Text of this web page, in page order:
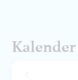
Kalender